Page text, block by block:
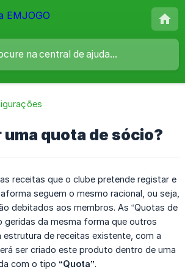
uma quota de sócio?
receitas que o clube pretende registar e
seguem o mesmo racional, ou seja,
debitados aos membros. As “Quotas de
geridas da mesma forma que outros
de receitas existente, com a
ser criado este produto dentro de uma
com o tipo “Quota”.